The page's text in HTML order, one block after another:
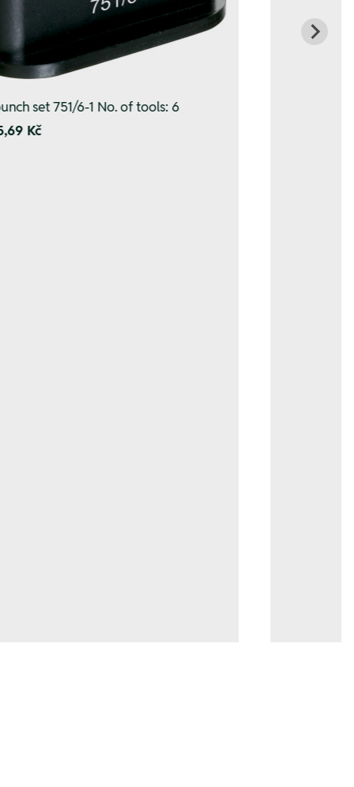
set 751/6-1 No. of tools: 6
Kč